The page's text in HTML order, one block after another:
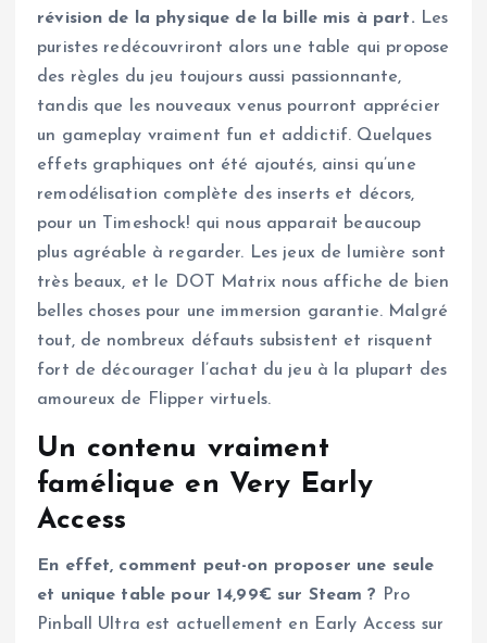
révision de la physique de la bille mis à part. Les
puristes redécouvriront alors une table qui propose
des règles du jeu toujours aussi passionnante,
tandis que les nouveaux venus pourront apprécier
un gameplay vraiment fun et addictif. Quelques
effets graphiques ont été ajoutés, ainsi qu’une
remodélisation complète des inserts et décors,
pour un Timeshock! qui nous apparait beaucoup
plus agréable à regarder. Les jeux de lumière sont
très beaux, et le DOT Matrix nous affiche de bien
belles choses pour une immersion garantie. Malgré
tout, de nombreux défauts subsistent et risquent
fort de décourager l’achat du jeu à la plupart des
amoureux de Flipper virtuels.
Un contenu vraiment
famélique en Very Early
Access
En effet, comment peut-on proposer une seule
et unique table pour 14,99€ sur Steam ? Pro
Pinball Ultra est actuellement en Early Access sur